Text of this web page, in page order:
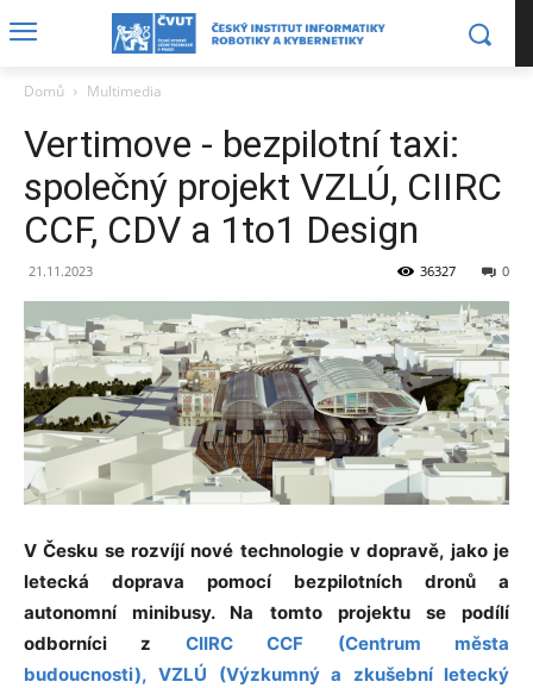
Domů Multimedia
Vertimove - bezpilotní taxi:
společný projekt VZLÚ, CIIRC
CCF, CDV a 1to1 Design
21.11.2023 0
36327
V Česku se rozvíjí nové technologie v dopravě, jako je
letecká doprava pomocí bezpilotních dronů a
autonomní minibusy. Na tomto projektu se podílí
odborníci z CIIRC CCF (Centrum města
budoucnosti), VZLÚ (Výzkumný a zkušební letecký